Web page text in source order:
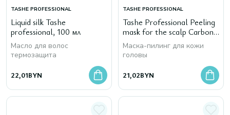
TASHE PROFESSIONAL
Liquid silk Tashe
professional, 100 мл
Масло для волос
термозащита
22,01BYN
TASHE PROFESSIONAL
Tashe Professional Peeling
mask for the scalp Carbon
Extra, 300 мл
Маска-пилинг для кожи
головы
21,02BYN